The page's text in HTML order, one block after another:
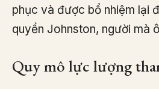
phục và được bổ nhiệm lại
quyền Johnston, người mà
Quy mô lực lượng